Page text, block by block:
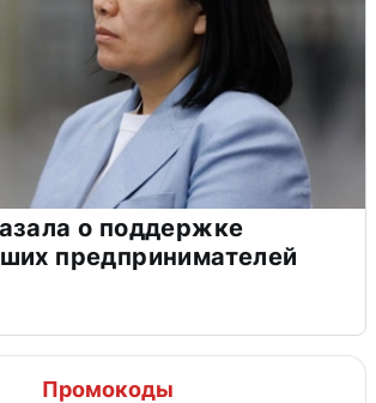
о поддержке
предпринимателей
Промокоды